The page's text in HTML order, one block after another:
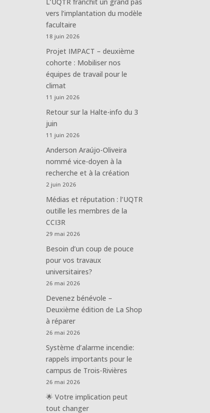
vers l’implantation du modèle
facultaire
18 juin 2026
Projet IMPACT – deuxième
cohorte : Mobiliser nos
équipes de travail pour le
climat
11 juin 2026
Retour sur la Halte-info du 3
juin
11 juin 2026
Anderson Araújo-Oliveira
nommé vice-doyen à la
recherche et à la création
2 juin 2026
Médias et réputation : l’UQTR
outille les membres de la
CCI3R
29 mai 2026
Besoin d’un coup de pouce
pour vos travaux
universitaires?
26 mai 2026
Devenez bénévole –
Deuxième édition de La Shop
à réparer
26 mai 2026
Système d’alarme incendie:
rappels importants pour le
campus de Trois-Rivières
26 mai 2026
🌟 Votre implication peut
tout changer